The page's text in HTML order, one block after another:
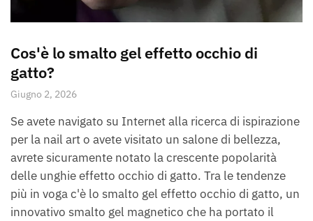
Cos'è lo smalto gel effetto occhio di
gatto?
Giugno 2, 2026
Se avete navigato su Internet alla ricerca di ispirazione
per la nail art o avete visitato un salone di bellezza,
avrete sicuramente notato la crescente popolarità
delle unghie effetto occhio di gatto. Tra le tendenze
più in voga c'è lo smalto gel effetto occhio di gatto, un
innovativo smalto gel magnetico che ha portato il